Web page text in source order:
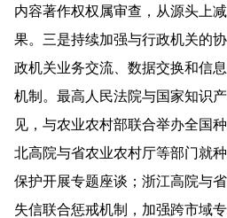
内容著作权权属审查，从源头上
果。三是持续加强与行政机关的
政机关业务交流、数据交换和信
机制。最高人民法院与国家知识
见，与农业农村部联合举办全国
北高院与省农业农村厅等部门就
保护开展专题座谈；浙江高院与
失信联合惩戒机制，加强跨市域